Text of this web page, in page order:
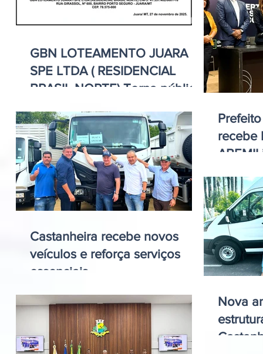
GBN LOTEAMENTO JUARA I
SPE LTDA ( RESIDENCIAL
BRASIL NORTE) Torna público
Extrajudicial
recebe
Castanheira recebe novos
veículos e reforça serviços
essenciais
Nova